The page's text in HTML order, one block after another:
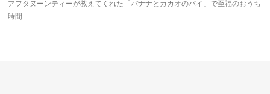
アフタヌーンティーが教えてくれた「バナナとカカオのパイ」で至福のおうち
時間